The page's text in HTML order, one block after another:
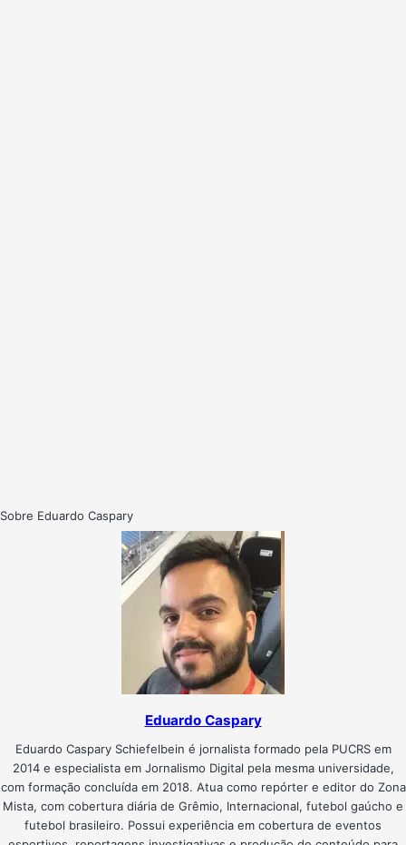
Sobre Eduardo Caspary
Eduardo Caspary
Eduardo Caspary Schiefelbein é jornalista formado pela PUCRS em
2014 e especialista em Jornalismo Digital pela mesma universidade,
com formação concluída em 2018. Atua como repórter e editor do Zona
Mista, com cobertura diária de Grêmio, Internacional, futebol gaúcho e
futebol brasileiro. Possui experiência em cobertura de eventos